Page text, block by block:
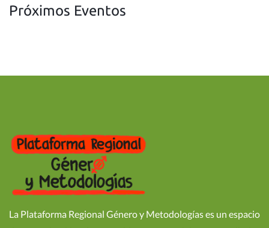
Próximos Eventos
La Plataforma Regional Género y Metodologías es un espacio